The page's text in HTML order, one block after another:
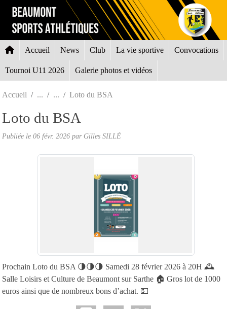
Accueil News Club La vie sportive Convocations
Tournoi U11 2026 Galerie photos et vidéos
Accueil Loto du BSA
Loto du BSA
Publiée le 06 févr. 2026 par Gilles SILLÉ
Prochain Loto du BSA 🌗🌗🌗 Samedi 28 février 2026 à 20H 🕰️
Salle Loisirs et Culture de Beaumont sur Sarthe 🏠 Gros lot de 1000
euros ainsi que de nombreux bons d’achat. 💵
Panneau de gestion des cookies